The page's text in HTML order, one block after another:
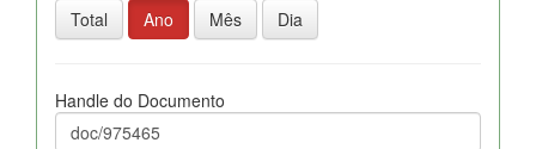
Total
Ano Mês Dia
Handle do Documento